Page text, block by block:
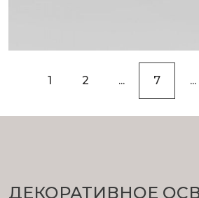
1 2 ... 7 ...
ДЕКОРАТИВНОЕ